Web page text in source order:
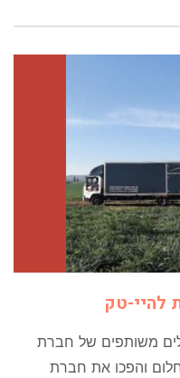
להיי-טק
משותפים של חברת
והפכו את חברת